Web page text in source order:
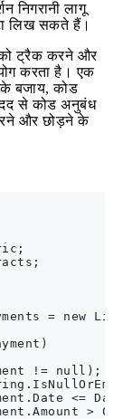
निगरानी लागू
लिख सकते हैं।
ट्रैक करने और
करता है। एक
के बजाय, कोड
मदद से कोड अनुबंध
और छोड़ने के
= new
!= null);
<=
>